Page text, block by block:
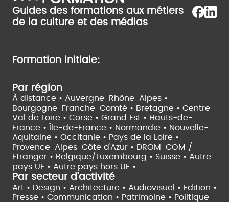
Guides des formations aux métiers
de la culture et des médias
Formation initiale:
Par région
À distance • Auvergne-Rhône-Alpes •
Bourgogne-Franche-Comté • Bretagne • Centre-
Val de Loire • Corse • Grand Est • Hauts-de-
France •
Île-de-France • Normandie • Nouvelle-
Aquitaine • Occitanie • Pays de la Loire •
Provence-Alpes-Côte d'Azur • DROM-COM /
Etranger • Belgique/Luxembourg • Suisse • Autre
pays UE • Autre pays hors UE •
Par secteur d'activité
Art • Design • Architecture • Audiovisuel • Edition •
Presse • Communication • Patrimoine • Politique